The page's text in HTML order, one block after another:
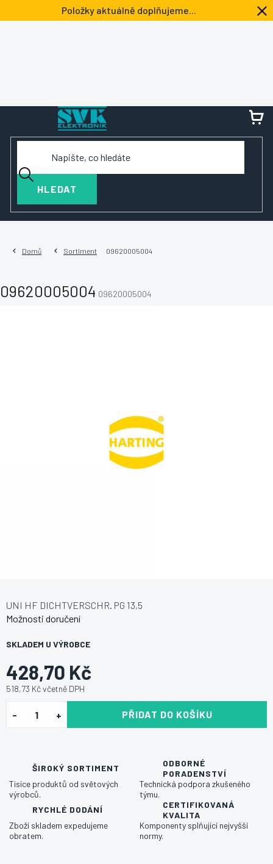
na
Položky aktuálně doplňujeme...
HLEDAT
Domů Sortiment 09620005004
09620005004 09620005004
428,70 Kč
518,73 Kč včetně DPH
SKLADEM U VÝROBCE
Možnosti doručení
PŘIDAT DO KOŠÍKU
UNI HF DICHTVERSCHR. PG 13,5
ŠIROKÝ SORTIMENT
Tisíce produktů od světových
výrobců.
ODBORNÉ
PORADENSTVÍ
Technická podpora zkušeného
týmu.
RYCHLÉ DODÁNÍ
Zboží skladem expedujeme
obratem.
CERTIFIKOVANÁ
KVALITA
Komponenty splňující nejvyšší
normy.